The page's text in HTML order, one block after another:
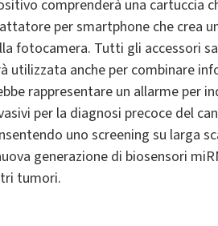
comprenderà una cartuccia
per smartphone che crea
fotocamera. Tutti gli accessori
utilizzata anche per combinare
rappresentare un allarme per
per la diagnosi precoce del
uno screening su larga
generazione di biosensori
tumori.